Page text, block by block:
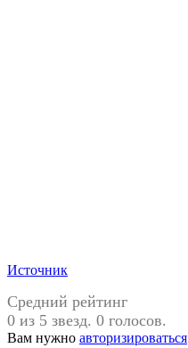
Источник
Средний рейтинг
0 из 5 звезд. 0 голосов.
Вам нужно авторизироваться